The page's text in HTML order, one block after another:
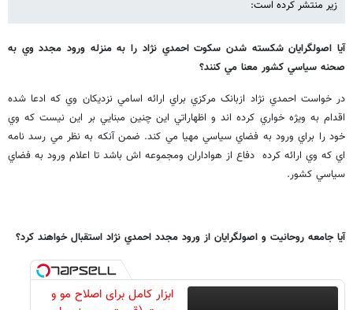
زیر منتشر کرده است:
آيا اصولگرايان شکسته شدن سکوت احمدي نژاد را به منزله ورود مجدد وي به
صحنه سياسي کشور معنا مي کنند؟
در خواست احمدي نژاد ازبانک مرکزي براي ارائه اسامي نزديکان وي که ادعا شده
اقدام به ويژه خواري کرده اند و اظهاراتي اين چنين مبنايي بر اين نيست که وي
خود را براي ورود به فضاي سياسي مهيا مي کند. ضمن آنکه به نظر مي رسد نامه
اي که وي ارائه کرده دفاع از هواداران ومجموعه اش باشد تا اعلام ورود به فضاي
سياسي کشور.
آيا جامعه روحانيت و اصولگرايان از ورود مجدد احمدي نژاد استقبال خواهند کرد؟
ابزار کامل برای اصلاح مو و